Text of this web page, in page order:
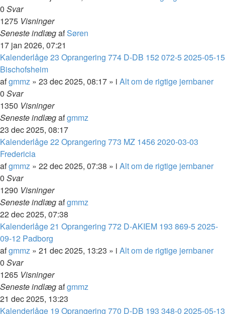
0 Svar
1275 Visninger
Seneste indlægafSøren
17 jan 2026, 07:21
Kalenderlåge 23 Oprangering 774 D-DB 152 072-5 2025-05-15
Bischofsheim
afgmmz » 23 dec 2025, 08:17 » i Alt om de rigtige jernbaner
0 Svar
1350 Visninger
Seneste indlægafgmmz
23 dec 2025, 08:17
Kalenderlåge 22 Oprangering 773 MZ 1456 2020-03-03
Fredericia
afgmmz » 22 dec 2025, 07:38 » i Alt om de rigtige jernbaner
0 Svar
1290 Visninger
Seneste indlægafgmmz
22 dec 2025, 07:38
Kalenderlåge 21 Oprangering 772 D-AKIEM 193 869-5 2025-
09-12 Padborg
afgmmz » 21 dec 2025, 13:23 » i Alt om de rigtige jernbaner
0 Svar
1265 Visninger
Seneste indlægafgmmz
21 dec 2025, 13:23
Kalenderlåge 19 Oprangering 770 D-DB 193 348-0 2025-05-13